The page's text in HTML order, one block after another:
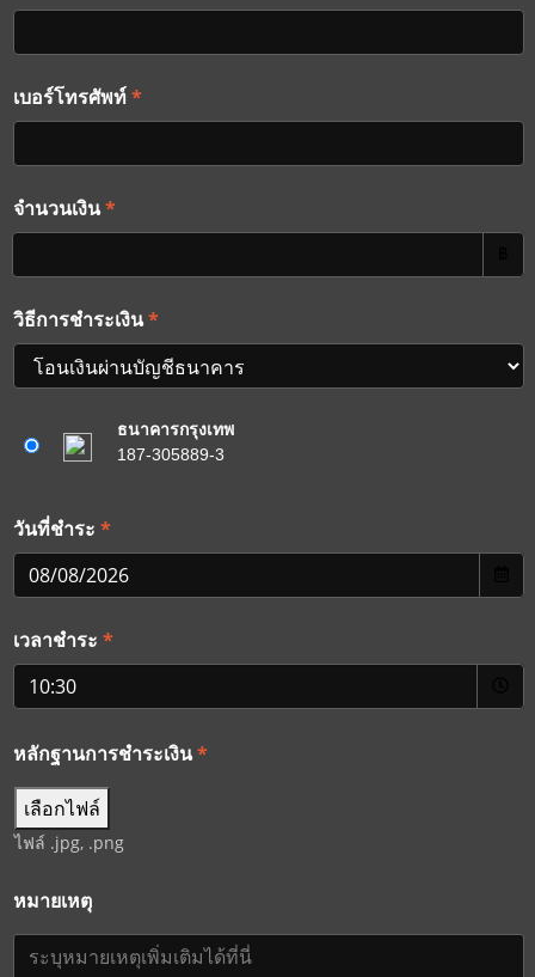
เบอร์โทรศัพท์ *
จำนวนเงิน*
วิธีการชำระเงิน*
ธนาคารกรุงเทพ
187-305889-3
วันที่ชำระ *
เวลาชำระ *
หลักฐานการชำระเงิน*
เลือกไฟล์
ไฟล์ .jpg, .png
หมายเหตุ